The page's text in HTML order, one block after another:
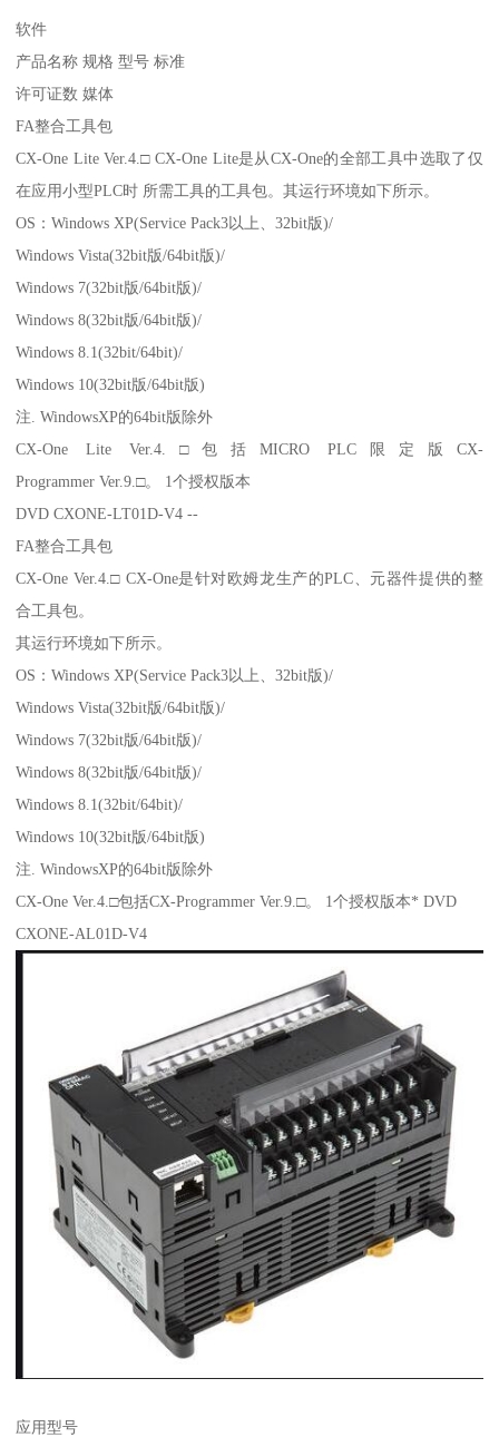
软件
产品名称 规格 型号 标准
许可证数 媒体
FA整合工具包
CX-One Lite Ver.4.□ CX-One Lite是从CX-One的全部工具中选取了仅
在应用小型PLC时 所需工具的工具包。其运行环境如下所示。
OS：Windows XP(Service Pack3以上、32bit版)/
Windows Vista(32bit版/64bit版)/
Windows 7(32bit版/64bit版)/
Windows 8(32bit版/64bit版)/
Windows 8.1(32bit/64bit)/
Windows 10(32bit版/64bit版)
注. WindowsXP的64bit版除外
CX-One Lite Ver.4.□包括MICRO PLC限定版CX-
Programmer Ver.9.□。 1个授权版本
DVD CXONE-LT01D-V4 --
FA整合工具包
CX-One Ver.4.□ CX-One是针对欧姆龙生产的PLC、元器件提供的整
合工具包。
其运行环境如下所示。
OS：Windows XP(Service Pack3以上、32bit版)/
Windows Vista(32bit版/64bit版)/
Windows 7(32bit版/64bit版)/
Windows 8(32bit版/64bit版)/
Windows 8.1(32bit/64bit)/
Windows 10(32bit版/64bit版)
注. WindowsXP的64bit版除外
CX-One Ver.4.□包括CX-Programmer Ver.9.□。 1个授权版本* DVD
CXONE-AL01D-V4
应用型号